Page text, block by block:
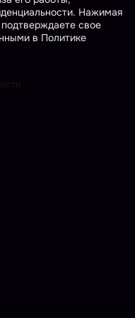
Нажимая
свое
в Политике